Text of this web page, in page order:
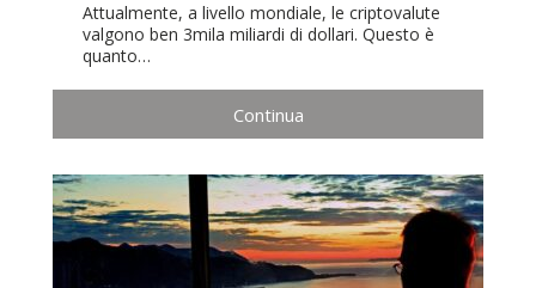
Attualmente, a livello mondiale, le criptovalute
valgono ben 3mila miliardi di dollari. Questo è
quanto…
Continua